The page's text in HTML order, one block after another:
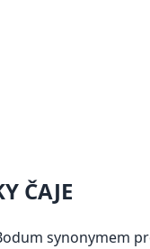
ČAJE
synonymem